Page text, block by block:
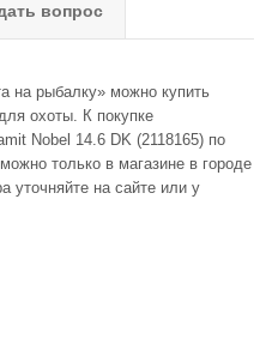
вопрос
на рыбалку» можно купить
охоты. К покупке
Nobel 14.6 DK (2118165) по
только в магазине в городе
уточняйте на сайте или у